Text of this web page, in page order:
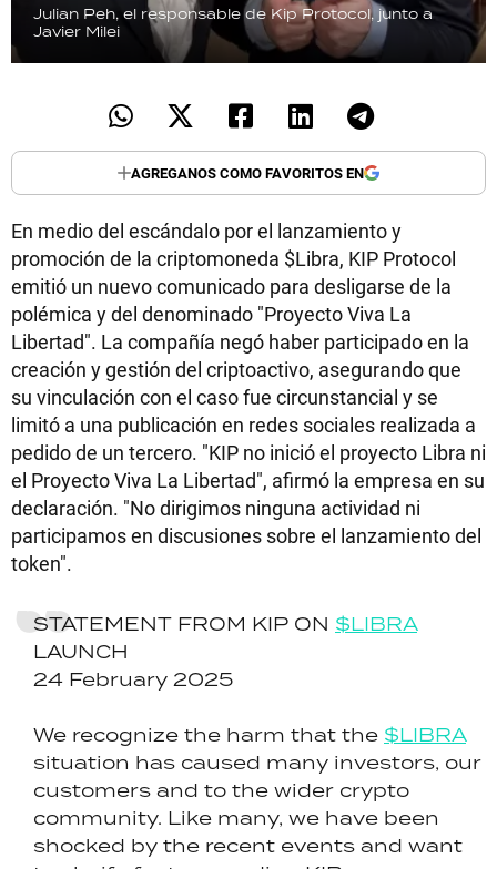
Julian Peh, el responsable de Kip Protocol, junto a
Javier Milei
AGREGANOS COMO FAVORITOS EN
En medio del escándalo por el lanzamiento y
promoción de la criptomoneda $Libra, KIP Protocol
emitió un nuevo comunicado para desligarse de la
polémica y del denominado "Proyecto Viva La
Libertad". La compañía negó haber participado en la
creación y gestión del criptoactivo, asegurando que
su vinculación con el caso fue circunstancial y se
limitó a una publicación en redes sociales realizada a
pedido de un tercero. "KIP no inició el proyecto Libra ni
el Proyecto Viva La Libertad", afirmó la empresa en su
declaración. "No dirigimos ninguna actividad ni
participamos en discusiones sobre el lanzamiento del
token".
STATEMENT FROM KIP ON $LIBRA
LAUNCH
24 February 2025
We recognize the harm that the $LIBRA
situation has caused many investors, our
customers and to the wider crypto
community. Like many, we have been
shocked by the recent events and want